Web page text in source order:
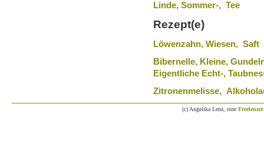
Linde, Sommer-, Tee
Rezept(e)
Löwenzahn, Wiesen, Saft
Bibernelle, Kleine,
Eigentliche Echt-,
Zitronenmelisse,
(c) Angelika Lenz, eine Freelenzer